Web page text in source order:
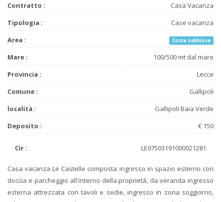
Contratto :
Casa Vacanza
Tipologia :
Case vacanza
Area :
Costa sabbiosa
Mare :
100/500 mt dal mare
Provincia :
Lecce
Comune :
Gallipoli
località :
Gallipoli Baia Verde
Deposito :
€ 150
Cir : LE07503191000021281
Casa vacanza Le Castelle composta ingresso in spazio esterno con
doccia e parcheggio all'interno della proprietà, da veranda ingresso
esterna attrezzata con tavoli e sedie, ingresso in zona soggiorno,